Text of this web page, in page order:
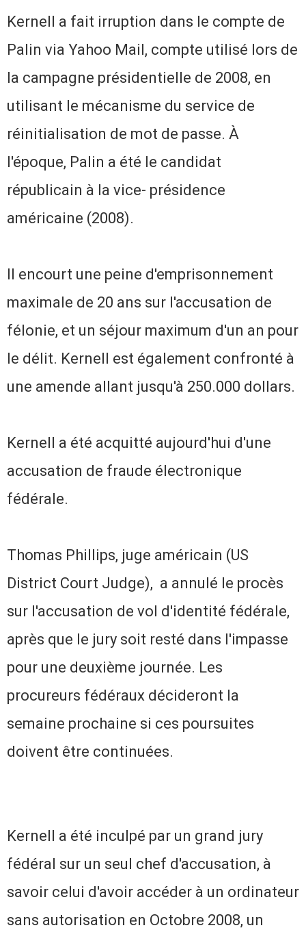
Kernell a fait irruption dans le compte de
Palin via Yahoo Mail, compte utilisé lors de
la campagne présidentielle de 2008, en
utilisant le mécanisme du service de
réinitialisation de mot de passe. À
l'époque, Palin a été le candidat
républicain à la vice- présidence
américaine (2008).
Il encourt une peine d'emprisonnement
maximale de 20 ans sur l'accusation de
félonie, et un séjour maximum d'un an pour
le délit. Kernell est également confronté à
une amende allant jusqu'à 250.000 dollars.
Kernell a été acquitté aujourd'hui d'une
accusation de fraude électronique
fédérale.
Thomas Phillips, juge américain (US
District Court Judge), a annulé le procès
sur l'accusation de vol d'identité fédérale,
après que le jury soit resté dans l'impasse
pour une deuxième journée. Les
procureurs fédéraux décideront la
semaine prochaine si ces poursuites
doivent être continuées.
Kernell a été inculpé par un grand jury
fédéral sur un seul chef d'accusation, à
savoir celui d'avoir accéder à un ordinateur
sans autorisation en Octobre 2008, un